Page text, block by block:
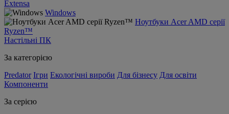
Extensa
Windows
Ноутбуки Acer AMD серії
Ryzen™
Настільні ПК
За категорією
Predator Ігри Екологічні вироби Для бізнесу Для освіти
Компоненти
За серією